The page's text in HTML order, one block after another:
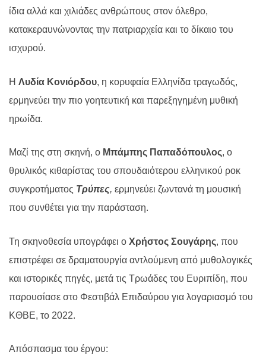
ίδια αλλά και χιλιάδες ανθρώπους στον όλεθρο,
κατακεραυνώνοντας την πατριαρχεία και το δίκαιο του
ισχυρού.
Η Λυδία Κονιόρδου, η κορυφαία Ελληνίδα τραγωδός,
ερμηνεύει την πιο γοητευτική και παρεξηγημένη μυθική
ηρωίδα.
Μαζί της στη σκηνή, ο Μπάμπης Παπαδόπουλος, ο
θρυλικός κιθαρίστας του σπουδαιότερου ελληνικού ροκ
συγκροτήματος Τρύπες, ερμηνεύει ζωντανά τη μουσική
που συνθέτει για την παράσταση.
Τη σκηνοθεσία υπογράφει ο Χρήστος Σουγάρης, που
επιστρέφει σε δραματουργία αντλούμενη από μυθολογικές
και ιστορικές πηγές, μετά τις Τρωάδες του Ευριπίδη, που
παρουσίασε στο Φεστιβάλ Επιδαύρου για λογαριασμό του
ΚΘΒΕ, το 2022.
Απόσπασμα του έργου: